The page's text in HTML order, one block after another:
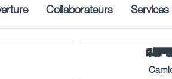
Collaborateurs